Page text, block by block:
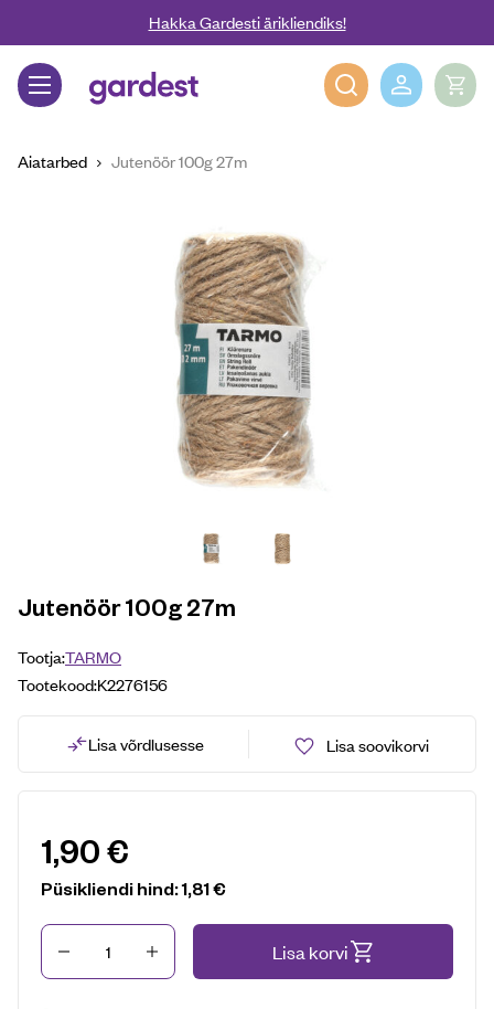
Liigu edasi põhisisu juurdeHakka Gardesti ärikliendiks!
Gardest
Aiatarbed Jutenöör 100g 27m
Jutenöör 100g 27m
Tootja:TARMO
Tootekood:K2276156
Lisa võrdlusesse Lisa soovikorvi
1,90€
Püsikliendi hind:1,81€
Kogus Lisa korvi